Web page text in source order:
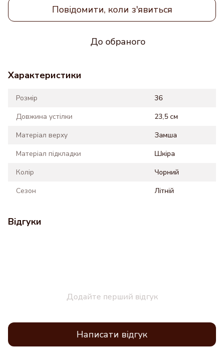
Повідомити, коли з'явиться
До обраного
Характеристики
Розмір
36
Довжина устілки
23,5 см
Матеріал верху
Замша
Матеріал підкладки
Шкіра
Колір
Чорний
Сезон
Літній
Відгуки
Додайте перший відгук
Написати відгук